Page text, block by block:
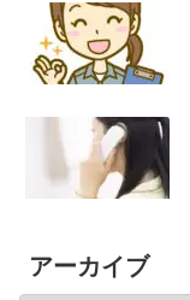
アーカイブ